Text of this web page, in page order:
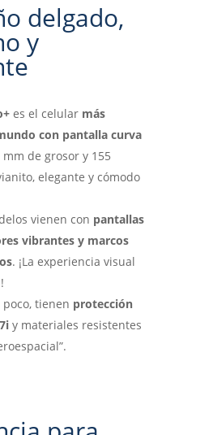
delgado,
y
es el celular más
con pantalla curva
mm de grosor y 155
elegante y cómodo
vienen con pantallas
vibrantes y marcos
. ¡La experiencia visual
tienen protección
y materiales resistentes